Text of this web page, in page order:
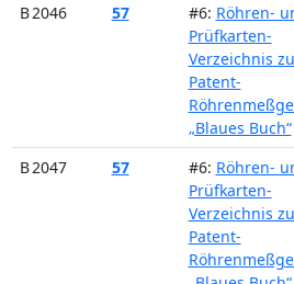
B 2046 57 #6: Röhren-
Prüfkarten-
Verzeichnis
Patent-
„Blaues Buch“
B 2047 57 #6: Röhren-
Prüfkarten-
Verzeichnis
Patent-